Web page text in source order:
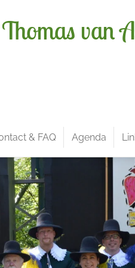
van
& FAQ Agenda